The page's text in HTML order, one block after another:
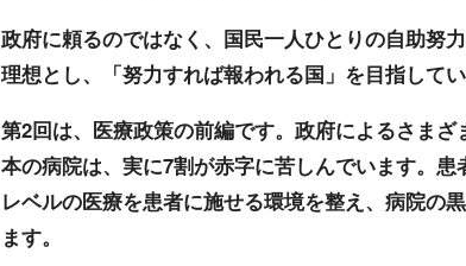
政府に頼るのではなく、国民一人ひとりの自助努
理想とし、「努力すれば報われる国」を目指してい
第2回は、医療政策の前編です。政府によるさま
本の病院は、実に7割が赤字に苦しんでいます。
レベルの医療を患者に施せる環境を整え、病院の
ます。